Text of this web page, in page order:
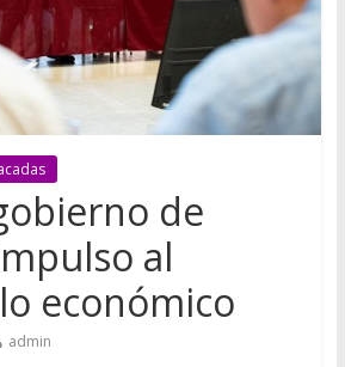
de
al
económico
admin